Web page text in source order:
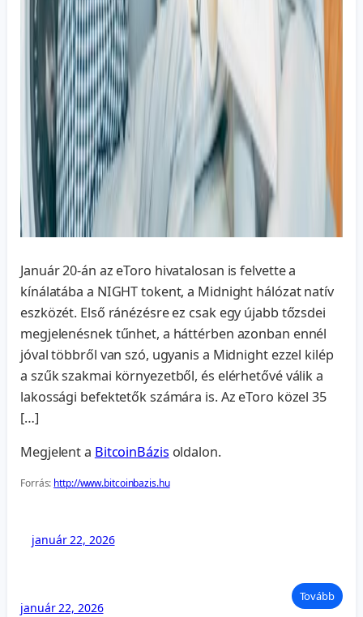
Január 20-án az eToro hivatalosan is felvette a
kínálatába a NIGHT tokent, a Midnight hálózat natív
eszközét. Első ránézésre ez csak egy újabb tőzsdei
megjelenésnek tűnhet, a háttérben azonban ennél
jóval többről van szó, ugyanis a Midnight ezzel kilép
a szűk szakmai környezetből, és elérhetővé válik a
lakossági befektetők számára is. Az eToro közel 35
[…]
Megjelent a BitcoinBázis oldalon.
Forrás: http://www.bitcoinbazis.hu
január 22, 2026
január 22, 2026
Tovább